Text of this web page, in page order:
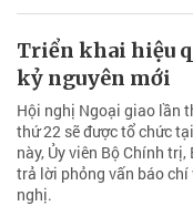
Triển khai hiệu
kỷ nguyên mới
Hội nghị Ngoại giao lần
thứ 22 sẽ được tổ chức
này, Ủy viên Bộ Chính
trả lời phỏng vấn báo
nghị.